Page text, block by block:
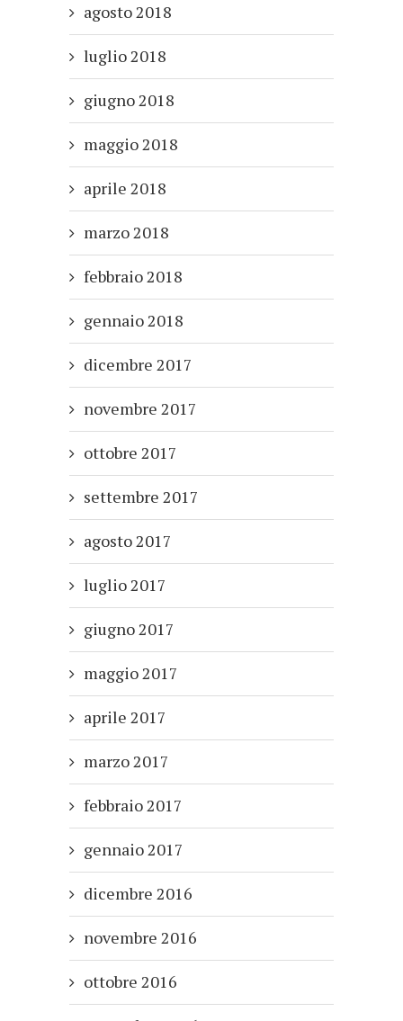
agosto 2018
luglio 2018
giugno 2018
maggio 2018
aprile 2018
marzo 2018
febbraio 2018
gennaio 2018
dicembre 2017
novembre 2017
ottobre 2017
settembre 2017
agosto 2017
luglio 2017
giugno 2017
maggio 2017
aprile 2017
marzo 2017
febbraio 2017
gennaio 2017
dicembre 2016
novembre 2016
ottobre 2016